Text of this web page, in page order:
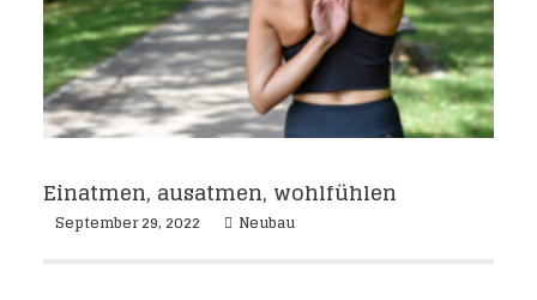
Einatmen, ausatmen, wohlfühlen
September 29, 2022 Neubau